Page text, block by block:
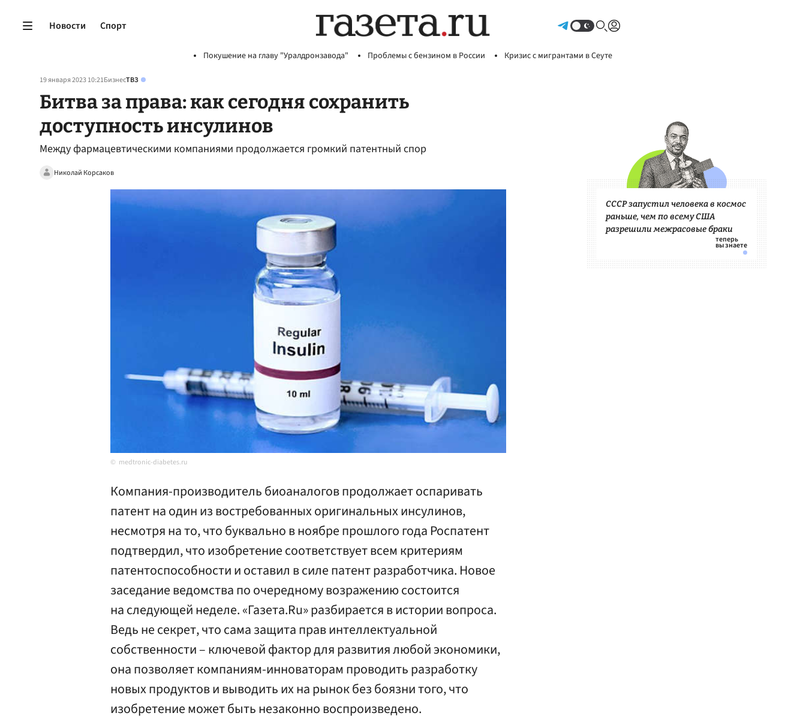
Новости Спорт
Покушение на главу "Уралдронзавода" Проблемы с бензином в России Кризис с мигрантами в Сеуте
19 января 2023 10:21БизнесТВЗ
Битва за права: как сегодня сохранить
доступность инсулинов
Между фармацевтическими компаниями продолжается громкий патентный спор
Николай Корсаков
medtronic-diabetes.ru
Компания-производитель биоаналогов продолжает оспаривать
патент на один из востребованных оригинальных инсулинов,
несмотря на то, что буквально в ноябре прошлого года Роспатент
подтвердил, что изобретение соответствует всем критериям
патентоспособности и оставил в силе патент разработчика. Новое
заседание ведомства по очередному возражению состоится
на следующей неделе. «Газета.Ru» разбирается в истории вопроса.
Ведь не секрет, что сама защита прав интеллектуальной
собственности – ключевой фактор для развития любой экономики,
она позволяет компаниям-инноваторам проводить разработку
новых продуктов и выводить их на рынок без боязни того, что
изобретение может быть незаконно воспроизведено.
СССР запустил человека в космос
раньше, чем по всему США
разрешили межрасовые браки